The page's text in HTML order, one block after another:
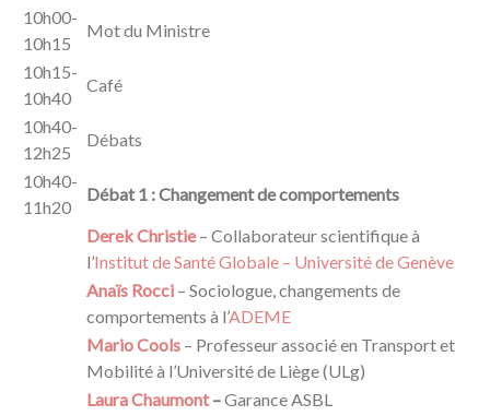
10h00-
10h15
Mot du Ministre
10h15-
10h40
Café
10h40-
12h25
Débats
10h40-
11h20
Débat 1 : Changement de comportements
Derek Christie– Collaborateur scientifique à
l’Institut de Santé Globale – Université de Genève
Anaïs Rocci – Sociologue, changements de
comportements à l’ADEME
Mario Cools – Professeur associé en Transport et
Mobilité à l’Université de Liège (ULg)
Laura Chaumont–Garance ASBL